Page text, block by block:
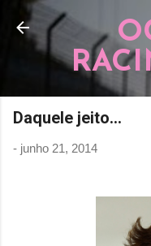
Pular
Daquele jeito...
- junho 21, 2014